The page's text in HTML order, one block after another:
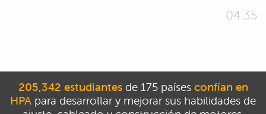
04.35
205,342 estudiantesde 175 países confían en
HPA para desarrollar y mejorar sus habilidades de